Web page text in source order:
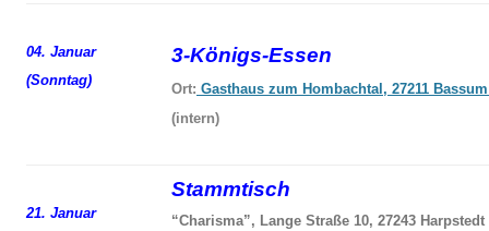
04. Januar
(Sonntag)
3-Königs-Essen
Ort: Gasthaus zum Hombachtal, 27211
(intern)
21. Januar
Stammtisch
“Charisma”, Lange Straße 10, 27243 Harpstedt